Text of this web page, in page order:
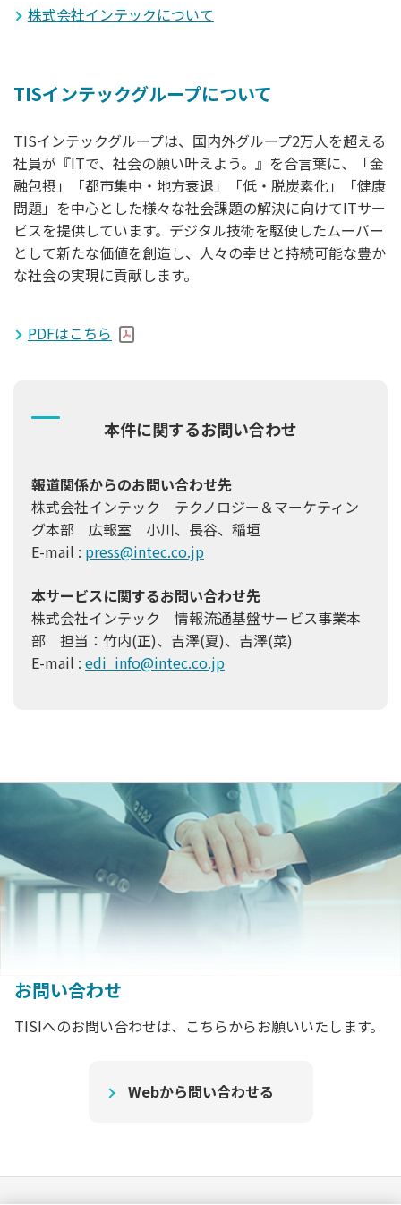
株式会社インテックについて
TISインテックグループについて
TISインテックグループは、国内外グループ2万人を超える
社員が『ITで、社会の願い叶えよう。』を合言葉に、「金
融包摂」「都市集中・地方衰退」「低・脱炭素化」「健康
問題」を中心とした様々な社会課題の解決に向けてITサー
ビスを提供しています。デジタル技術を駆使したムーバー
として新たな価値を創造し、人々の幸せと持続可能な豊か
な社会の実現に貢献します。
PDFはこちら
本件に関するお問い合わせ
報道関係からのお問い合わせ先
株式会社インテック テクノロジー＆マーケティン
グ本部 広報室 小川、長谷、稲垣
E-mail : press@intec.co.jp
本サービスに関するお問い合わせ先
株式会社インテック 情報流通基盤サービス事業本
部 担当：竹内(正)、吉澤(夏)、吉澤(菜)
E-mail : edi_info@intec.co.jp
お問い合わせ
TISIへのお問い合わせは、こちらからお願いいたします。
Webから問い合わせる